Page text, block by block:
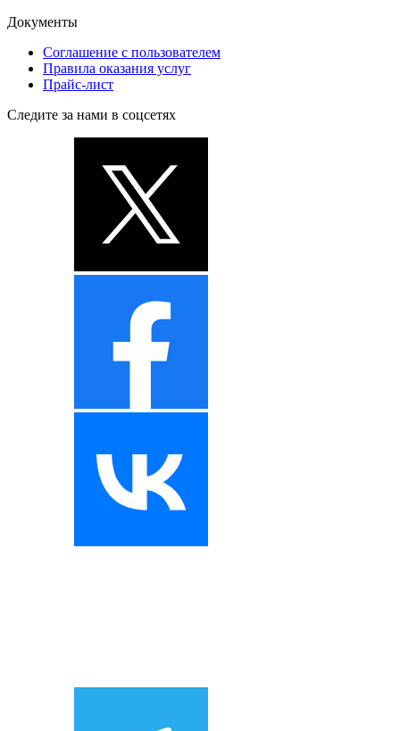
Документы
Соглашение с пользователем
Правила оказания услуг
Прайс-лист
Следите за нами в соцсетях